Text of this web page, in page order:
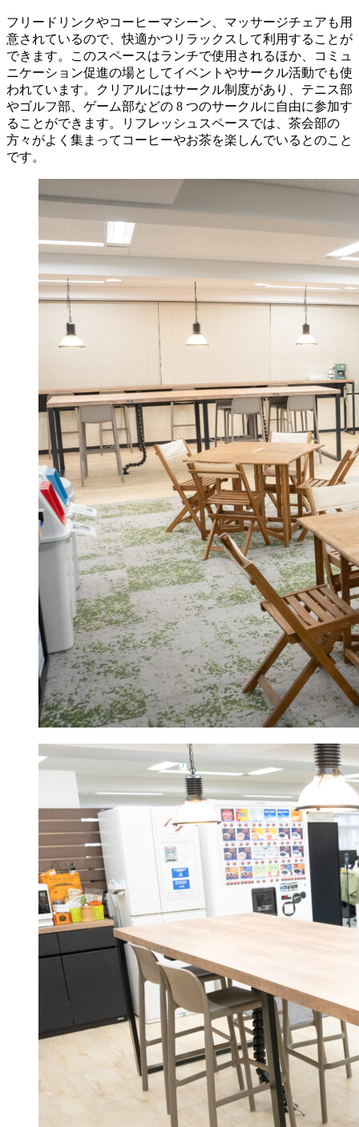
フリードリンクやコーヒーマシーン、マッサージチェアも用
意されているので、快適かつリラックスして利用することが
できます。このスペースはランチで使用されるほか、コミュ
ニケーション促進の場としてイベントやサークル活動でも使
われています。クリアルにはサークル制度があり、テニス部
やゴルフ部、ゲーム部などの 8 つのサークルに自由に参加す
ることができます。リフレッシュスペースでは、茶会部の
方々がよく集まってコーヒーやお茶を楽しんでいるとのこと
です。